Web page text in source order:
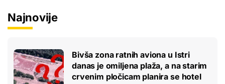
Najnovije
Bivša zona ratnih aviona u Istri
danas je omiljena plaža, a na starim
crvenim pločicam planira se hotel